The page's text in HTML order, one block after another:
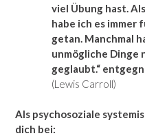
viel Übung hast.
habe ich es immer
getan. Manchmal
unmögliche Dinge
geglaubt.“
(Lewis Carroll)
Als psychosoziale
dich bei: